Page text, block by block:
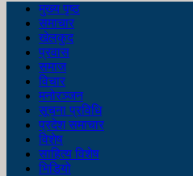
मुख्य पृष्ठ
समाचार
खेलकुद
प्रवास
समाज
विचार
मनोरञ्जन
सूचना प्रविधि
प्रदेश समाचार
विशेष
साहित्य विशेष
भिडियो